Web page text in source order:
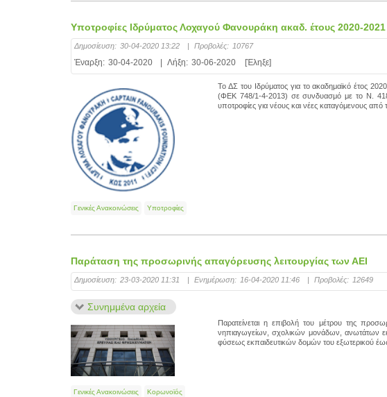
Υποτροφίες Ιδρύματος Λοχαγού Φανουράκη ακαδ. έτους 2020-2021
Δημοσίευση: 30-04-2020 13:22 | Προβολές: 10767
Έναρξη: 30-04-2020 Λήξη: 30-06-2020 [Έληξε]
Το ΔΣ του Ιδρύματος για το ακαδημαϊκό έτος
(ΦΕΚ 748/1-4-2013) σε συνδυασμό με το Ν.
υποτροφίες για νέους και νέες καταγόμενους
Γενικές Ανακοινώσεις Υποτροφίες
Παράταση της προσωρινής απαγόρευσης λειτουργίας των ΑΕΙ
Δημοσίευση: 23-03-2020 11:31 | Ενημέρωση: 16-04-2020 11:46 | Προβολές: 12649
Συνημμένα αρχεία
Παρατείνεται η επιβολή του μέτρου της
νηπιαγωγείων, σχολικών μονάδων, ανωτάτων
φύσεως εκπαιδευτικών δομών του εξωτερικού έως
Γενικές Ανακοινώσεις Κορωνοϊός